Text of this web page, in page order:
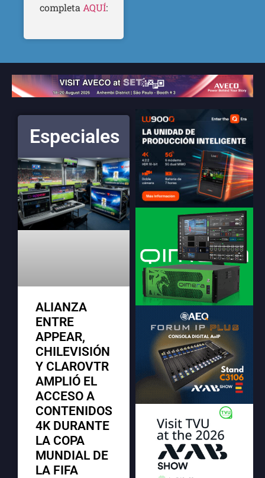
completa AQUÍ:
Especiales
ALIANZA
ENTRE
APPEAR,
CHILEVISIÓN
Y CLAROVTR
AMPLIÓ EL
ACCESO A
CONTENIDOS
4K DURANTE
LA COPA
MUNDIAL DE
LA FIFA